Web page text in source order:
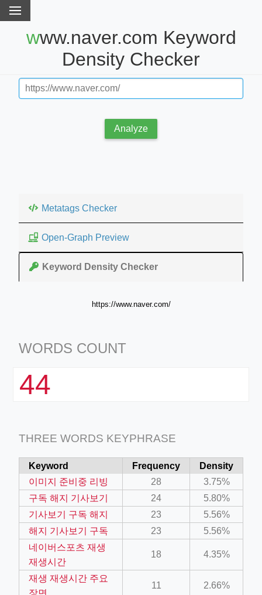
crew-neck-navy-blue/
www.naver.com Keyword
Density Checker
Analyze
Metatags Checker
Open-Graph Preview
Keyword Density Checker
https://www.naver.com/
WORDS COUNT
44
THREE WORDS KEYPHRASE
Keyword Frequency
Density
이미지 준비중 리빙
28
3.75%
구독 해지 기사보기
24
5.80%
기사보기 구독 해지
23
5.56%
해지 기사보기 구독
23
5.56%
네이버스포츠 재생
재생시간
18 4.35%
재생 재생시간 주요
장면
11 2.66%